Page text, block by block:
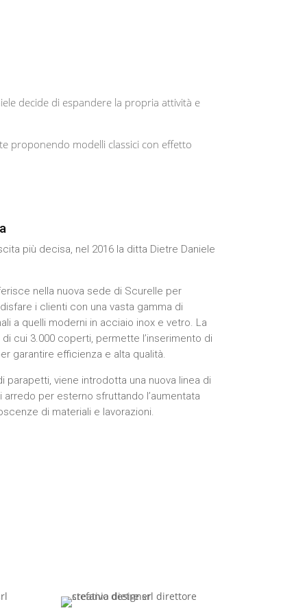
decide di espandere la propria attività e
proponendo modelli classici con effetto
più decisa, nel 2016 la ditta Dietre Daniele
nella nuova sede di Scurelle per
i clienti con una vasta gamma di
a quelli moderni in acciaio inox e vetro. La
cui 3.000 coperti, permette l’inserimento di
garantire efficienza e alta qualità.
parapetti, viene introdotta una nuova linea di
per esterno sfruttando l’aumentata
di materiali e lavorazioni.